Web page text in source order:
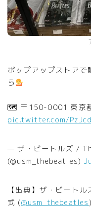
ポップアップストアで
ら
🗺 〒150-0001 東京
pic.twitter.com/
— ザ・ビートルズ /
(@usm_thebeatles)
【出典】ザ・ビート
式 (@usm_thebeatles